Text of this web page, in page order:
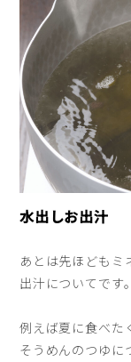
水出しお出汁
あとは先ほどもミ
出汁についてです。
例えば夏に食べた
そうめんのつゆに